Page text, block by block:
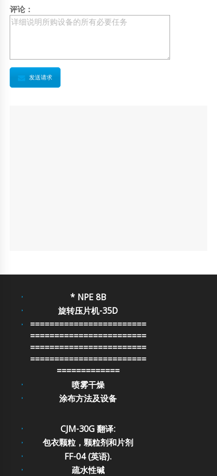
评论：
发送请求
* NPE 8B
旋转压片机-35D
========================
========================
========================
========================
=============
喷雾干燥
涂布方法及设备
CJM-30G 翻译:
包衣颗粒，颗粒剂和片剂
FF-04 (英语).
疏水性碱